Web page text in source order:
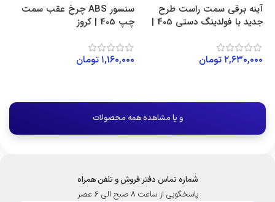
آینه برقی سمت راست طرح
جدید با فولدینگ دستی 405 |
۲,۶۳۰,۰۰۰تومان
سنسور ABS چرخ عقب سمت
چپ 405 | کروز
۱,۱۶۰,۰۰۰تومان
و یا مشاهده همه محصولات
شماره تماس دفتر فروش و تلفن همراه
پاسخگویی از ساعت 8 صبح الی 6 عصر